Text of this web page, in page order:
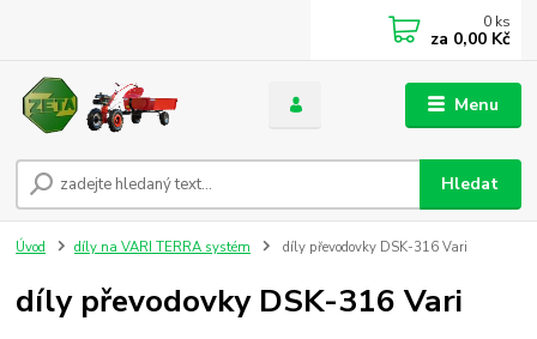
Menu
Hledat
0 ks
za 0,00 Kč
Úvod díly na VARI TERRA systém díly převodovky DSK-316 Vari
díly převodovky DSK-316 Vari